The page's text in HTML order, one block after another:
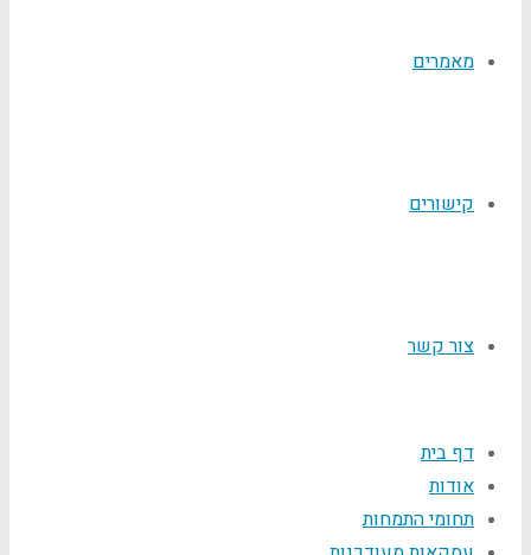
מאמרים
קישורים
צור קשר
דף בית
אודות
תחומי התמחות